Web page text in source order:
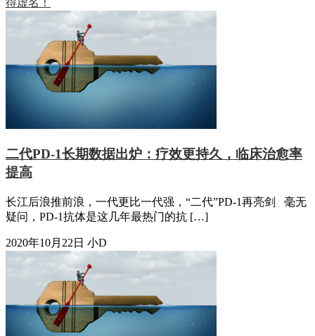
二代PD-1长期数据出炉：疗效更持久，临床治愈率
提高
长江后浪推前浪，一代更比一代强，“二代”PD-1再亮剑 毫无
疑问，PD-1抗体是这几年最热门的抗 […]
2020年10月22日 小D